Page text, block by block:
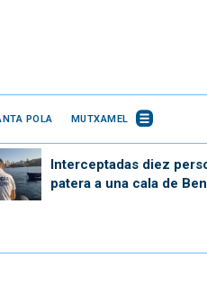
POLA MUTXAMEL
Interceptadas diez
patera a una cala de